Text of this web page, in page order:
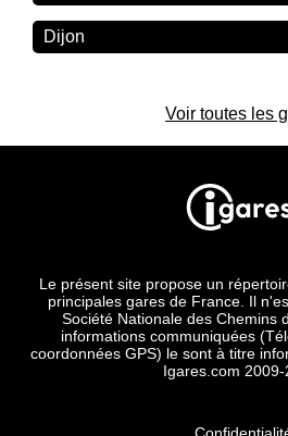
Dijon
Voir toutes les
Le présent site propose un
principales gares de France. Il
Société Nationale des Chemins
informations communiquées
coordonnées GPS) le sont à titre
Igares.com 2009-